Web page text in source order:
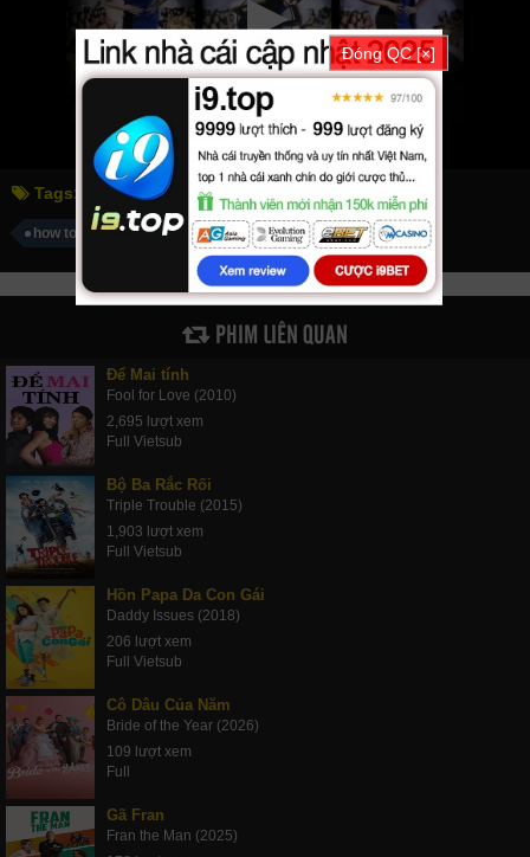
Tags: âm mưu giày gót nhọn
how to fight in six inch heels
PHIM LIÊN QUAN
Để Mai tính
Fool for Love (2010)
2,695 lượt xem
Full Vietsub
Bộ Ba Rắc Rối
Triple Trouble (2015)
1,903 lượt xem
Full Vietsub
Hồn Papa Da Con Gái
Daddy Issues (2018)
206 lượt xem
Full Vietsub
Cô Dâu Của Năm
Bride of the Year (2026)
109 lượt xem
Full
Gã Fran
Fran the Man (2025)
Đóng QC [×]